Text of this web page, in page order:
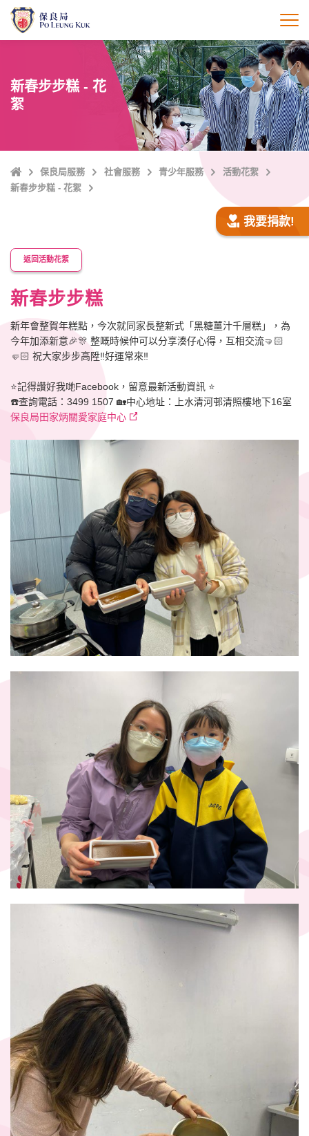
打
新春步步糕 - 花
絮
主
頁
保良局服務 社會服務 青少年服務
活動花絮
新春步步糕 - 花絮
我要捐款!
返回活動花絮
新春步步糕
新年會整賀年糕點，今次就同家長整新式「黑糖薑汁千層糕」，為
今年加添新意🎉🎊 整嘅時候仲可以分享湊仔心得，互相交流🤜🏻
🤛🏻 祝大家步步高陞‼️好運常來‼️
⭐️記得讚好我哋Facebook，留意最新活動資訊 ⭐️
☎️查詢電話：3499 1507 🏡中心地址：上水清河邨清照樓地下16室
保良局田家炳關愛家庭中心